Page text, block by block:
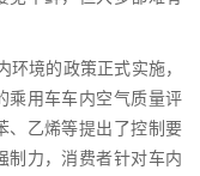
境的政策正式实施，
乘用车车内空气质量评
、乙烯等提出了控制要
制力，消费者针对车内